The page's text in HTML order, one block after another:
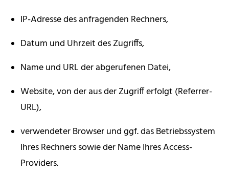
IP-Adresse des anfragenden Rechners,
Datum und Uhrzeit des Zugriffs,
Name und URL der abgerufenen Datei,
Website, von der aus der Zugriff erfolgt (Referrer-
URL),
verwendeter Browser und ggf. das Betriebssystem
Ihres Rechners sowie der Name Ihres Access-
Providers.